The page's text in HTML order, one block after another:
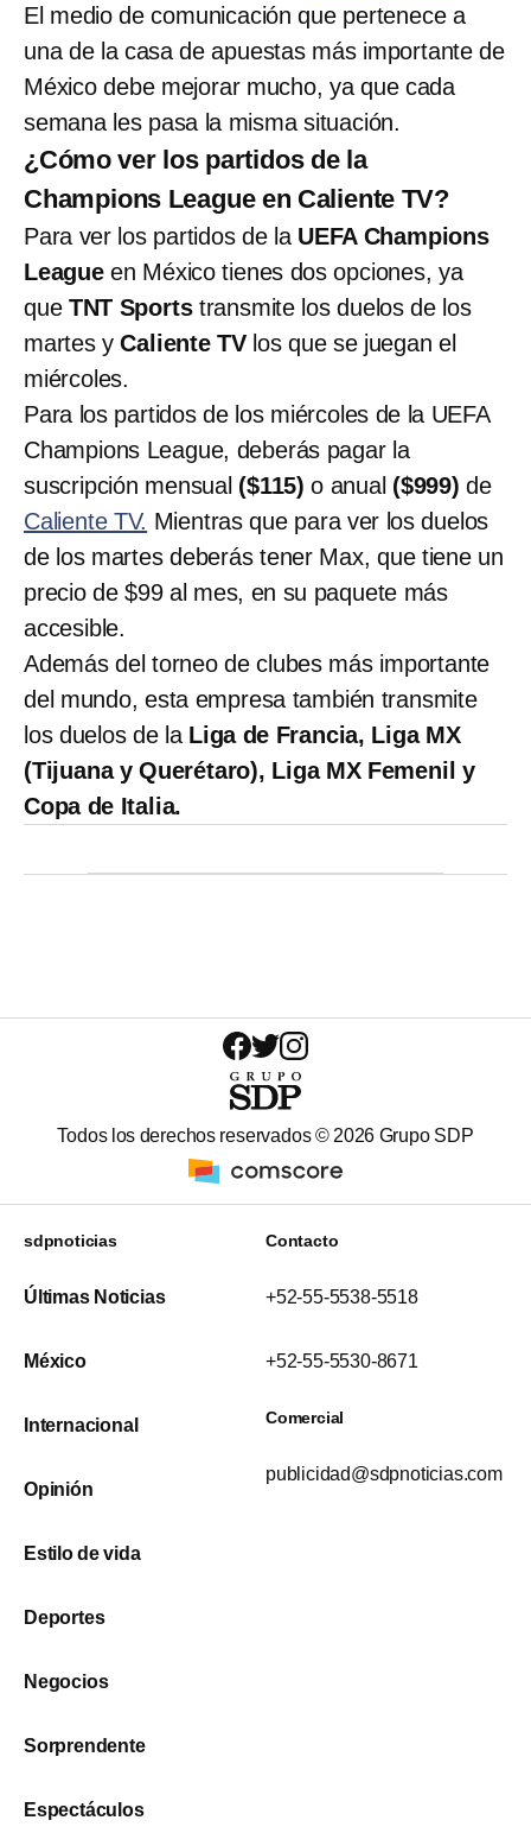
El medio de comunicación que pertenece a
una de la casa de apuestas más importante de
México debe mejorar mucho, ya que cada
semana les pasa la misma situación.
¿Cómo ver los partidos de la
Champions League en Caliente TV?
Para ver los partidos de la UEFA Champions
Leagueen México tienes dos opciones, ya
que TNT Sportstransmite los duelos de los
martes yCaliente TVlos que se juegan el
miércoles.
Para los partidos de los miércoles de la UEFA
Champions League, deberás pagar la
suscripción mensual ($115)o anual ($999)de
Caliente TV. Mientras que para ver los duelos
de los martes deberás tener Max, que tiene un
precio de $99 al mes, en su paquete más
accesible.
Además del torneo de clubes más importante
del mundo, esta empresa también transmite
los duelos de la Liga de Francia, Liga MX
(Tijuana y Querétaro), Liga MX Femenil y
Copa de Italia.
Todos los derechos reservados © 2026 Grupo SDP
sdpnoticias
Últimas Noticias
México
Internacional
Opinión
Estilo de vida
Deportes
Negocios
Sorprendente
Espectáculos
Contacto
+52-55-5538-5518
+52-55-5530-8671
Comercial
publicidad@sdpnoticias.com